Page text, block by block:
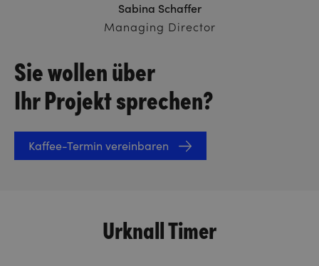
Sie wollen über
Ihr Projekt sprechen?
Kaffee-Termin vereinbaren
Sabina Schaffer
Managing Director
Urknall Timer